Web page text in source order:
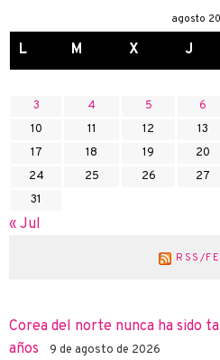
agosto
L M X J
3
4 5 6
10
11 12 13
17
18 19 20
24
25 26 27
31
« Jul
RSS/
Corea del norte nunca ha sido
años
9 de agosto de 2026